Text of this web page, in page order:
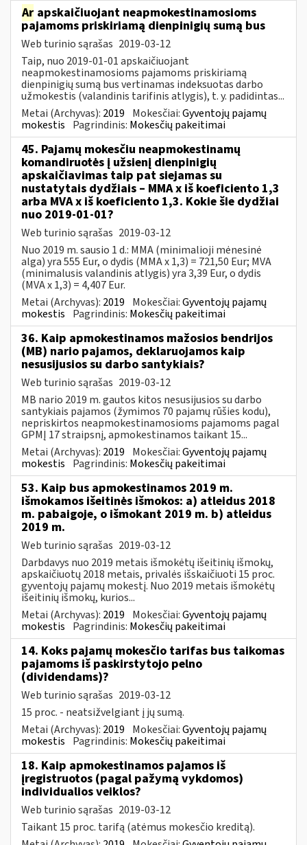
Ar apskaičiuojant neapmokestinamosioms
pajamoms priskiriamą dienpinigių sumą bus
Web turinio sąrašas 2019-03-12
Taip, nuo 2019-01-01 apskaičiuojant
neapmokestinamosioms pajamoms priskiriamą
dienpinigių sumą bus vertinamas indeksuotas darbo
užmokestis (valandinis tarifinis atlygis), t. y. padidintas...
Metai (Archyvas): 2019 Mokesčiai:Gyventojų pajamų
mokestis Pagrindinis: Mokesčių pakeitimai
45. Pajamų mokesčiu neapmokestinamų
komandiruotės į užsienį dienpinigių
apskaičiavimas taip pat siejamas su
nustatytais dydžiais – MMA x iš koeficiento 1,3
arba MVA x iš koeficiento 1,3. Kokie šie dydžiai
nuo 2019-01-01?
Web turinio sąrašas 2019-03-12
Nuo 2019 m. sausio 1 d.: MMA (minimalioji mėnesinė
alga) yra 555 Eur, o dydis (MMA x 1,3) = 721,50 Eur; MVA
(minimalusis valandinis atlygis) yra 3,39 Eur, o dydis
(MVA x 1,3) = 4,407 Eur.
Metai (Archyvas): 2019 Mokesčiai:Gyventojų pajamų
mokestis Pagrindinis: Mokesčių pakeitimai
36. Kaip apmokestinamos mažosios bendrijos
(MB) nario pajamos, deklaruojamos kaip
nesusijusios su darbo santykiais?
Web turinio sąrašas 2019-03-12
MB nario 2019 m. gautos kitos nesusijusios su darbo
santykiais pajamos (žymimos 70 pajamų rūšies kodu),
nepriskirtos neapmokestinamosioms pajamoms pagal
GPMĮ 17 straipsnį, apmokestinamos taikant 15...
Metai (Archyvas): 2019 Mokesčiai:Gyventojų pajamų
mokestis Pagrindinis: Mokesčių pakeitimai
53. Kaip bus apmokestinamos 2019 m.
išmokamos išeitinės išmokos: a) atleidus 2018
m. pabaigoje, o išmokant 2019 m. b) atleidus
2019 m.
Web turinio sąrašas 2019-03-12
Darbdavys nuo 2019 metais išmokėtų išeitinių išmokų,
apskaičiuotų 2018 metais, privalės išskaičiuoti 15 proc.
gyventojų pajamų mokestį. Nuo 2019 metais išmokėtų
išeitinių išmokų, kurios...
Metai (Archyvas): 2019 Mokesčiai:Gyventojų pajamų
mokestis Pagrindinis: Mokesčių pakeitimai
14. Koks pajamų mokesčio tarifas bus taikomas
pajamoms iš paskirstytojo pelno
(dividendams)?
Web turinio sąrašas 2019-03-12
15 proc. - neatsižvelgiant į jų sumą.
Metai (Archyvas): 2019 Mokesčiai:Gyventojų pajamų
mokestis Pagrindinis: Mokesčių pakeitimai
18. Kaip apmokestinamos pajamos iš
įregistruotos (pagal pažymą vykdomos)
individualios veiklos?
Web turinio sąrašas 2019-03-12
Taikant 15 proc. tarifą (atėmus mokesčio kreditą).